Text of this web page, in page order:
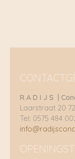
R A D I J S |
Laarstraat 20
Tel: 0575 484